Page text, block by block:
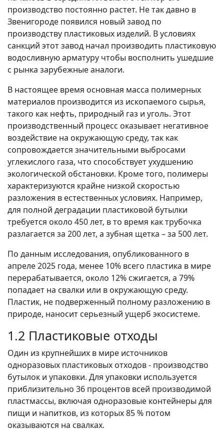
производство постоянно растет. Не так давно в
Звенигороде появился новый завод по
производству пластиковых изделий. В условиях
санкций этот завод начал производить пластиковую
водосливную арматуру чтобы восполнить ушедшие
с рынка зарубежные аналоги.
В настоящее время основная масса полимерных
материалов производится из ископаемого сырья,
такого как нефть, природный газ и уголь. Этот
производственный процесс оказывает негативное
воздействие на окружающую среду, так как
сопровождается значительными выбросами
углекислого газа, что способствует ухудшению
экологической обстановки. Кроме того, полимеры
характеризуются крайне низкой скоростью
разложения в естественных условиях. Например,
для полной деградации пластиковой бутылки
требуется около 450 лет, в то время как трубочка
разлагается за 200 лет, а зубная щетка – за 500 лет.
По данным исследования, опубликованного в
апреле 2025 года, менее 10% всего пластика в мире
перерабатывается, около 12% сжигается, а 79%
попадает на свалки или в окружающую среду.
Пластик, не подверженный полному разложению в
природе, наносит серьезный ущерб экосистеме.
1.2 Пластиковые отходы
Один из крупнейших в мире источников
одноразовых пластиковых отходов - производство
бутылок и упаковки. Для упаковки используется
приблизительно 36 процентов всей производимой
пластмассы, включая одноразовые контейнеры для
пищи и напитков, из которых 85 % потом
оказываются на свалках.